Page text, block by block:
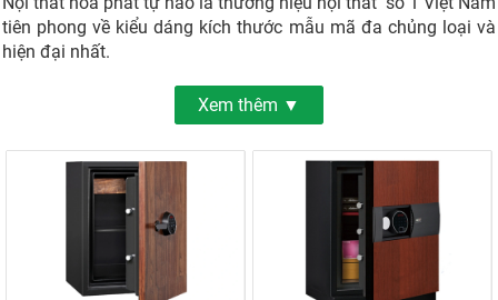
tiên phong về kiểu dáng kích thước mẫu mã đa chủng loại và
hiện đại nhất.
Xem thêm ▼